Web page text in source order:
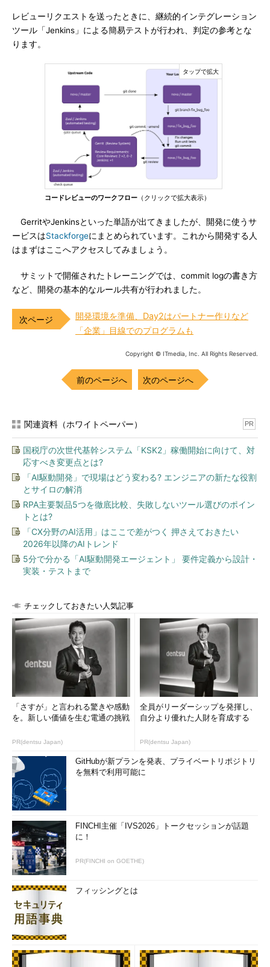
レビューリクエストを送ったときに、継続的インテグレーション
ツール「Jenkins」による簡易テストが行われ、判定の参考とな
ります。
コードレビューのワークフロー （クリックで拡大表示）
GerritやJenkinsといった単語が出てきましたが、開発に使うサ
ービスはStackforgeにまとめられています。これから開発する人
はまずはここへアクセスしてみましょう。
サミットで開催されたトレーニングでは、commit logの書き方
など、開発の基本的なルール共有が行われました。
開発環境を準備、Day2はパートナー作りなど
「企業」目線でのプログラムも
Copyright © ITmedia, Inc. All Rights Reserved.
前のページへ 次のページへ
関連資料（ホワイトペーパー） PR
国税庁の次世代基幹システム「KSK2」稼働開始に向けて、対
応すべき変更点とは?
「AI駆動開発」で現場はどう変わる? エンジニアの新たな役割
とサイロの解消
RPA主要製品5つを徹底比較、失敗しないツール選びのポイン
トとは?
「CX分野のAI活用」はここで差がつく 押さえておきたい
2026年以降のAIトレンド
5分で分かる「AI駆動開発エージェント」 要件定義から設計・
実装・テストまで
チェックしておきたい人気記事
「さすが」と言われる驚きや感動
を。新しい価値を生む電通の挑戦
PR(dentsu Japan)
全員がリーダーシップを発揮し、
自分より優れた人財を育成する
PR(dentsu Japan)
GitHubが新プランを発表、プライベートリポジトリ
を無料で利用可能に
FINCHI主催「IVS2026」トークセッションが話題
に！
PR(FINCHI on GOETHE)
フィッシングとは